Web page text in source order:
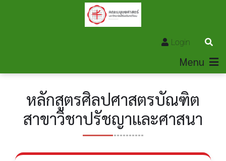
Login
Menu
หลักสูตรศิลปศาสตรบัณฑิต
สาขาวิชาปรัชญาเเละศาสนา